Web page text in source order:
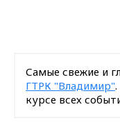
Самые свежие и
ГТРК "Владимир"
курсе всех